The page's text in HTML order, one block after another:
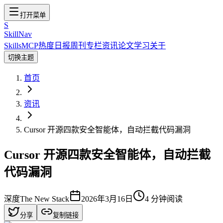
打开菜单
S
SkillNav
SkillsMCP热度 日报周刊 专栏资讯论文学习关于
切换主题
首页
资讯
Cursor 开源四款安全智能体，自动拦截代码漏洞
Cursor 开源四款安全智能体，自动拦截
代码漏洞
深度The New Stack 2026年3月16日 4 分钟阅读
分享 复制链接